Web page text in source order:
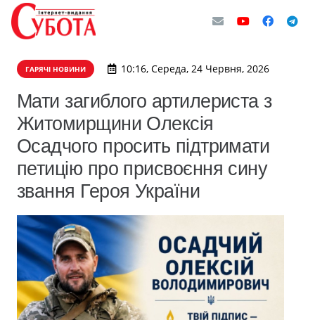
ГАРЯЧІ НОВИНИ 10:16, Середа, 24 Червня, 2026
Мати загиблого артилериста з
Житомирщини Олексія
Осадчого просить підтримати
петицію про присвоєння сину
звання Героя України